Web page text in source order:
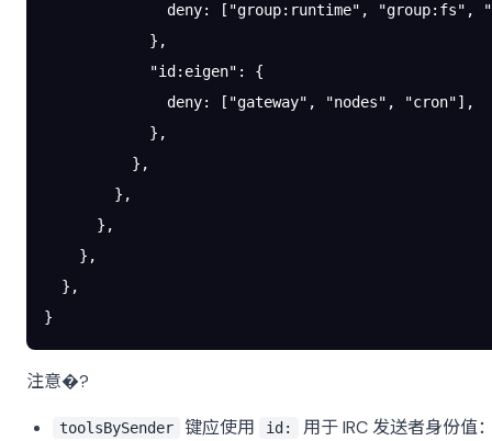
              deny
: [ "group:runtime" , "group:fs" ,
            },
            "id:eigen"
: {
              deny
: [ "gateway" , "nodes" , "cron"],
            },
          },
        },
      },
    },
  },
}
注意�?
toolsBySender 键应使用 id: 用于 IRC 发送者身份值